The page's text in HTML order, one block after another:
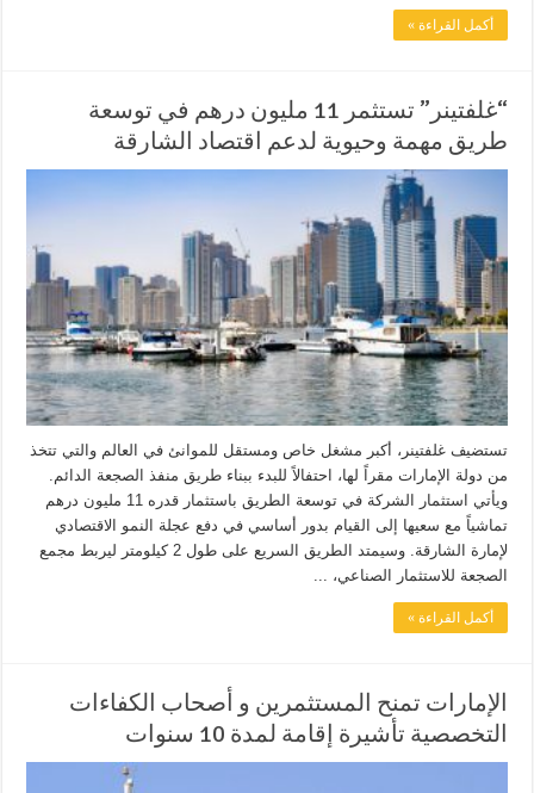
أكمل القراءة »
“غلفتينر” تستثمر 11 مليون درهم في توسعة
طريق مهمة وحيوية لدعم اقتصاد الشارقة
تستضيف غلفتينر، أكبر مشغل خاص ومستقل للموانئ في العالم والتي تتخذ
من دولة الإمارات مقراً لها، احتفالاً للبدء ببناء طريق منفذ الصجعة الدائم.
ويأتي استثمار الشركة في توسعة الطريق باستثمار قدره 11 مليون درهم
تماشياً مع سعيها إلى القيام بدور أساسي في دفع عجلة النمو الاقتصادي
لإمارة الشارقة. وسيمتد الطريق السريع على طول 2 كيلومتر ليربط مجمع
الصجعة للاستثمار الصناعي، ...
أكمل القراءة »
الإمارات تمنح المستثمرين و أصحاب الكفاءات
التخصصية تأشيرة إقامة لمدة 10 سنوات